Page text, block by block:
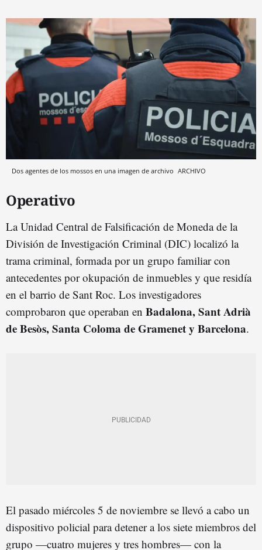
Dos agentes de los mossos en una imagen de archivo ARCHIVO
Operativo
La Unidad Central de Falsificación de Moneda de la
División de Investigación Criminal (DIC) localizó la
trama criminal, formada por un grupo familiar con
antecedentes por okupación de inmuebles y que residía
en el barrio de Sant Roc. Los investigadores
comprobaron que operaban en Badalona, Sant Adrià
de Besòs, Santa Coloma de Gramenet y Barcelona.
El pasado miércoles 5 de noviembre se llevó a cabo un
dispositivo policial para detener a los siete miembros del
grupo —cuatro mujeres y tres hombres— con la